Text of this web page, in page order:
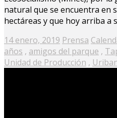
natural que se encuentra en
hectáreas y que hoy arriba a
Posted
on
14 enero, 2019 Prensa
años , amigos del parque ,
Unidad de Producción ,